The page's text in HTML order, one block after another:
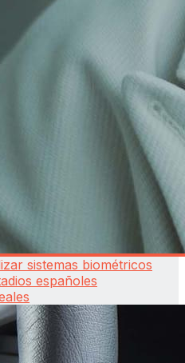
sistemas biométricos
españoles